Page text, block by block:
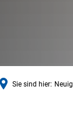
Sie sind hier: